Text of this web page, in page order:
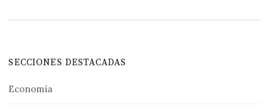
SECCIONES DESTACADAS
Economía